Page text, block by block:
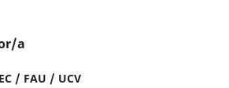
a
/ FAU / UCV